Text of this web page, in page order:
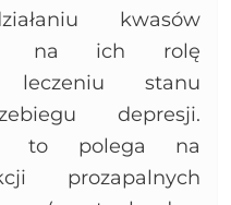
kwasów
na ich rolę
leczeniu stanu
depresji.
to polega na
prozapalnych